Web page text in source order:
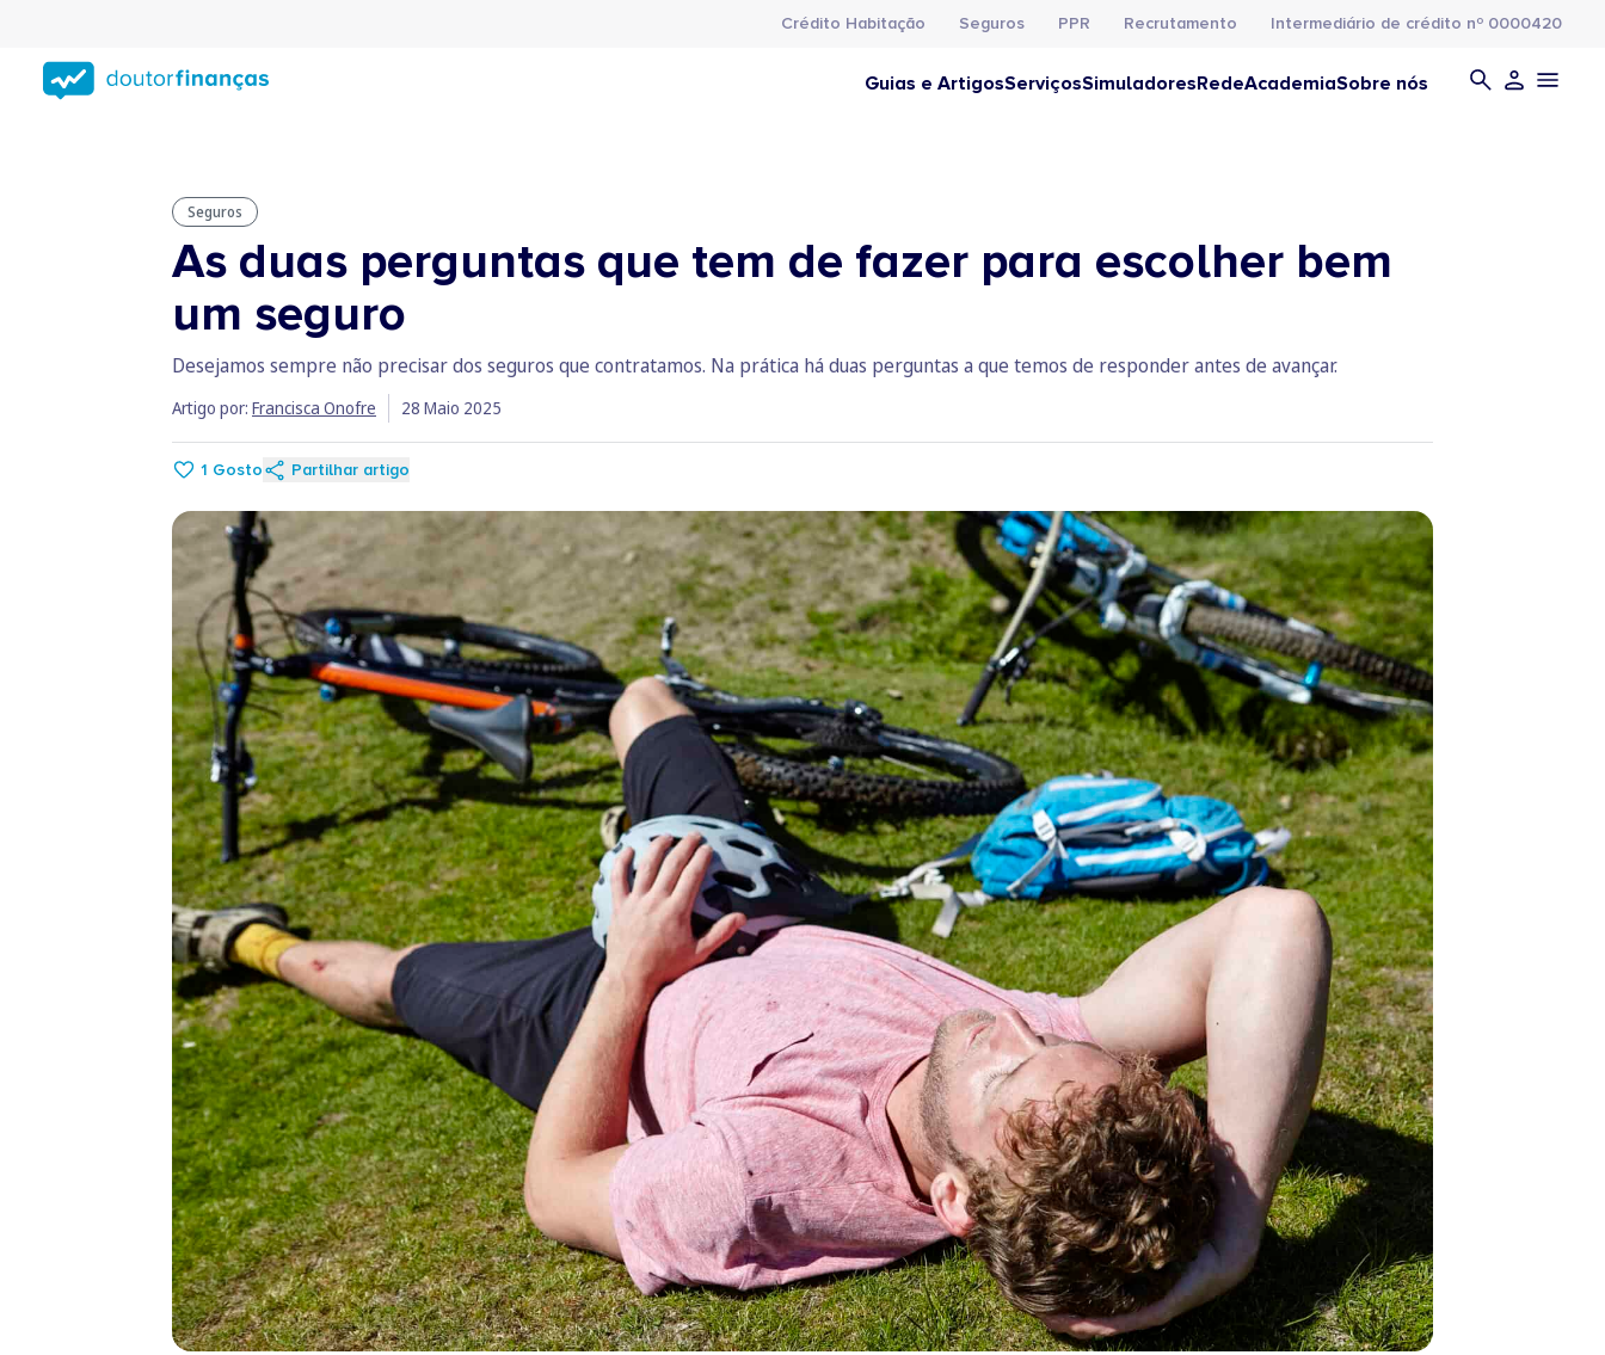
conteúdo
principal
Crédito Habitação Seguros PPR Recrutamento Intermediário de crédito nº 0000420
Guias e ArtigosServiçosSimuladoresRedeAcademiaSobre nós
Seguros
As duas perguntas que tem de fazer para escolher bem
um seguro
Desejamos sempre não precisar dos seguros que contratamos. Na prática há duas perguntas a que temos de responder antes de avançar.
Artigo por: Francisca Onofre 28 Maio 2025
1 Gosto Partilhar artigo